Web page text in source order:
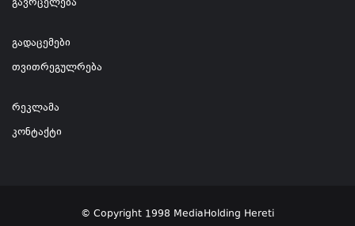
გადაცემები
თვითრეგულრება
რეკლამა
კონტაქტი
© Copyright 1998 MediaHolding Hereti